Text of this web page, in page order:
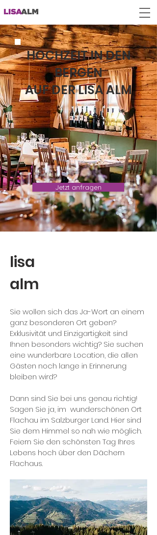
Jetzt anfragen
HOCHZEIT IN DEN
BERGEN
AUF DER LISA ALM
lisa
alm
Sie wollen sich das Ja-Wort an einem
ganz besonderen Ort geben?
Exklusivität und Einzigartigkeit sind
Ihnen besonders wichtig? Sie suchen
eine wunderbare Location, die allen
Gästen noch lange in Erinnerung
bleiben wird?
Dann sind Sie bei uns genau richtig!
Sagen Sie ja, im wunderschönen Ort
Flachau im Salzburger Land. Hier sind
Sie dem Himmel so nah wie möglich.
Feiern Sie den schönsten Tag Ihres
Lebens hoch über den Dächern
Flachaus.